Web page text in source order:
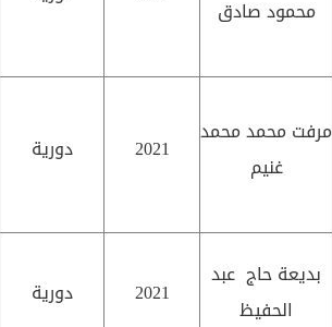
محمود صادق
مرفت محمد محمد
غنيم
2021 دورية
بديعة حاج عبد
الحفيظ
2021 دورية